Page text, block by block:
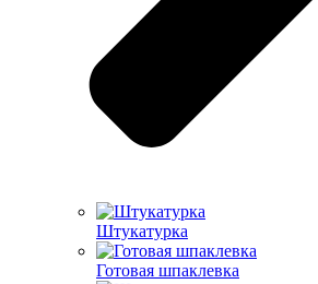
Штукатурка
Готовая шпаклевка